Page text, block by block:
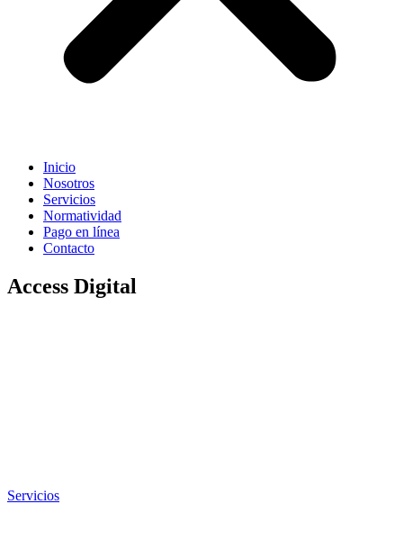
Inicio
Nosotros
Servicios
Normatividad
Pago en línea
Contacto
Access Digital
Servicios